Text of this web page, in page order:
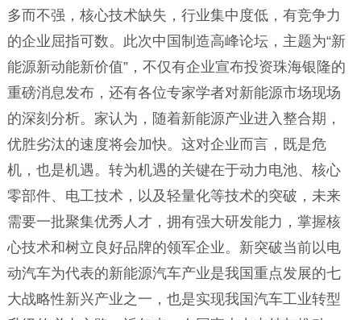
多而不强，核心技术缺失，行业集中度低，有竞争力
的企业屈指可数。此次中国制造高峰论坛，主题为“新
能源新动能新价值”，不仅有企业宣布投资珠海银隆的
重磅消息发布，还有各位专家学者对新能源市场现场
的深刻分析。家认为，随着新能源产业进入整合期，
优胜劣汰的速度将会加快。这对企业而言，既是危
机，也是机遇。转为机遇的关键在于动力电池、核心
零部件、电工技术，以及轻量化等技术的突破，未来
需要一批聚集优秀人才，拥有强大研发能力，掌握核
心技术和树立良好品牌的领军企业。新突破当前以电
动汽车为代表的新能源汽车产业是我国重点发展的七
大战略性新兴产业之一，也是实现我国汽车工业转型